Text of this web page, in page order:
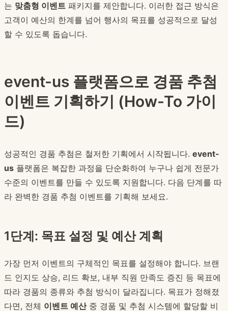
는 맞춤형 이벤트 패키지를 제안합니다. 이러한 접근 방식은
고객이 예산의 한계를 넘어 행사의 목표를 성공적으로 달성
할 수 있도록 돕습니다.
event-us 플랫폼으로 경품 추첨
이벤트 기획하기 (How-To 가이
드)
성공적인 경품 추첨은 철저한 기획에서 시작됩니다. event-
us 플랫폼은 복잡한 과정을 단순화하여 누구나 쉽게 전문가
수준의 이벤트를 만들 수 있도록 지원합니다. 다음 단계를 따
라 완벽한 경품 추첨 이벤트를 기획해 보세요.
1단계: 목표 설정 및 예산 계획
가장 먼저 이벤트의 구체적인 목표를 설정해야 합니다. 브랜
드 인지도 상승, 리드 확보, 내부 직원 만족도 증진 등 목표에
따라 경품의 종류와 추첨 방식이 달라집니다. 목표가 정해졌
다면, 전체 이벤트 예산중 경품 및 추첨 시스템에 할당할 비